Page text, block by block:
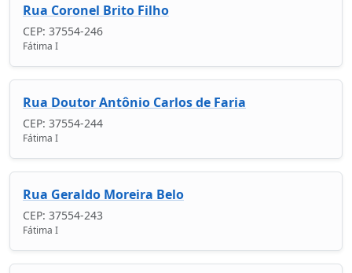
Rua Coronel Brito Filho
CEP: 37554-246
Fátima I
Rua Doutor Antônio Carlos de Faria
CEP: 37554-244
Fátima I
Rua Geraldo Moreira Belo
CEP: 37554-243
Fátima I